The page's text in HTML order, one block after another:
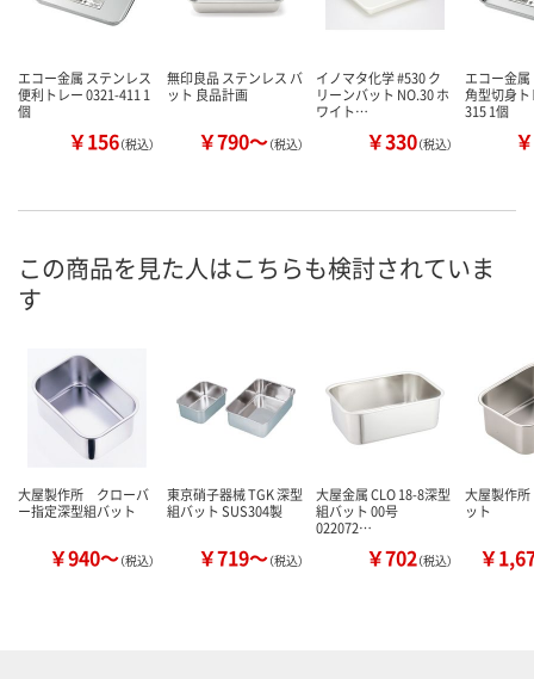
エコー金属 ステンレス
便利トレー 0321-411 1
個
￥156（税込）
無印良品 ステンレス バ
ット 良品計画
￥790～（税込）
イノマタ化学 #530 ク
リーンバット NO.30 ホ
ワイト…
￥330（税込）
エコー金
角型切身ト
315 1個
この商品を見た人はこちらも検討されていま
す
大屋製作所 クローバ
ー指定深型組バット
￥940～（税込）
東京硝子器械 TGK 深型
組バット SUS304製
￥719～（税込）
大屋金属 CLO 18-8深型
組バット 00号
022072…
￥702（税込）
大屋製作
ット
￥